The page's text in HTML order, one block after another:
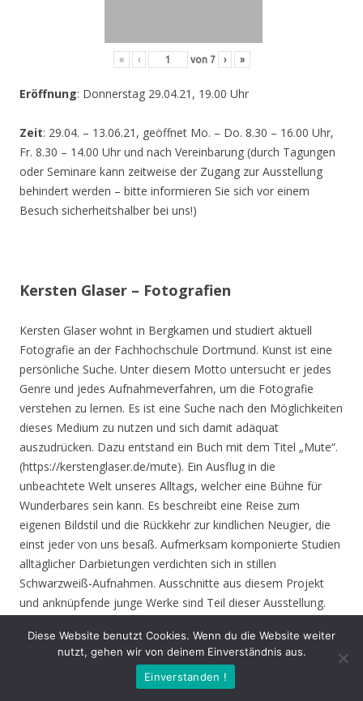
« ‹ von 7 › »
Eröffnung: Donnerstag 29.04.21, 19.00 Uhr
Zeit: 29.04. – 13.06.21, geöffnet Mo. – Do. 8.30 – 16.00 Uhr,
Fr. 8.30 – 14.00 Uhr und nach Vereinbarung (durch Tagungen
oder Seminare kann zeitweise der Zugang zur Ausstellung
behindert werden – bitte informieren Sie sich vor einem
Besuch sicherheitshalber bei uns!)
Kersten Glaser – Fotografien
Kersten Glaser wohnt in Bergkamen und studiert aktuell
Fotografie an der Fachhochschule Dortmund. Kunst ist eine
persönliche Suche. Unter diesem Motto untersucht er jedes
Genre und jedes Aufnahmeverfahren, um die Fotografie
verstehen zu lernen. Es ist eine Suche nach den Möglichkeiten
dieses Medium zu nutzen und sich damit adäquat
auszudrücken. Dazu entstand ein Buch mit dem Titel „Mute“.
(https://kerstenglaser.de/mute). Ein Ausflug in die
unbeachtete Welt unseres Alltags, welcher eine Bühne für
Wunderbares sein kann. Es beschreibt eine Reise zum
eigenen Bildstil und die Rückkehr zur kindlichen Neugier, die
einst jeder von uns besaß. Aufmerksam komponierte Studien
alltäglicher Darbietungen verdichten sich in stillen
Schwarzweiß-Aufnahmen. Ausschnitte aus diesem Projekt
und anknüpfende junge Werke sind Teil dieser Ausstellung.
Eröffnung: Donnerstag 17.06.21, 19.00 Uhr
: 17.06. – 01.08.21, geöffnet Mo. – Do. 8.30 – 16.00 Uhr,
Diese Website benutzt Cookies. Wenn du die Website weiter
nutzt, gehen wir von deinem Einverständnis aus.
Einverstanden !